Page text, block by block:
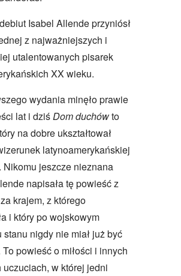
Isabel Allende przyniósł
z najważniejszych i
utalentowanych pisarek
XX wieku.
wydania minęło prawie
lat i dziśDom duchówto
na dobre ukształtował
latynoamerykańskiej
Nikomu jeszcze nieznana
napisała tę powieść z
krajem, z którego
i który po wojskowym
stanu nigdy nie miał już być
powieść o miłości i innych
uczuciach, w której jedni